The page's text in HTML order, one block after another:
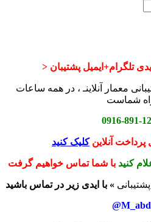
تلگرام+ایمیل پشتیبان <
معمار آنلاینـ ، در همه ساعات
شماست
آنلاینکلیک کنید
کنید با شما تماس خواهیم گرفت
» با ایدی زیر در تماس باشید